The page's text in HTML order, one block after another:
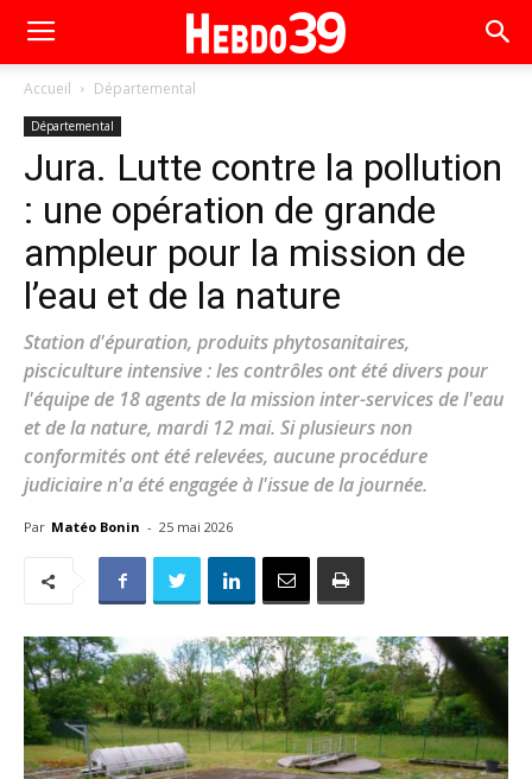
Accueil Départemental
Départemental
Jura. Lutte contre la pollution
: une opération de grande
ampleur pour la mission de
l’eau et de la nature
Station d'épuration, produits phytosanitaires,
pisciculture intensive : les contrôles ont été divers pour
l'équipe de 18 agents de la mission inter-services de l'eau
et de la nature, mardi 12 mai. Si plusieurs non
conformités ont été relevées, aucune procédure
judiciaire n'a été engagée à l'issue de la journée.
Par Matéo Bonin - 25 mai 2026